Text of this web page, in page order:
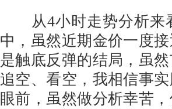
从4小时走势分析来
中，虽然近期金价一度
是触底反弹的结局，虽
追空、看空，我相信事
眼前，虽然做分析幸苦